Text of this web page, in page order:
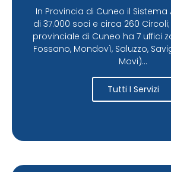
In Provincia di Cuneo il Sistema
di 37.000 soci e circa 260
provinciale di Cuneo ha 7 uffici
Fossano, Mondovì, Saluzzo,
Movi)...
Tutti I Servizi